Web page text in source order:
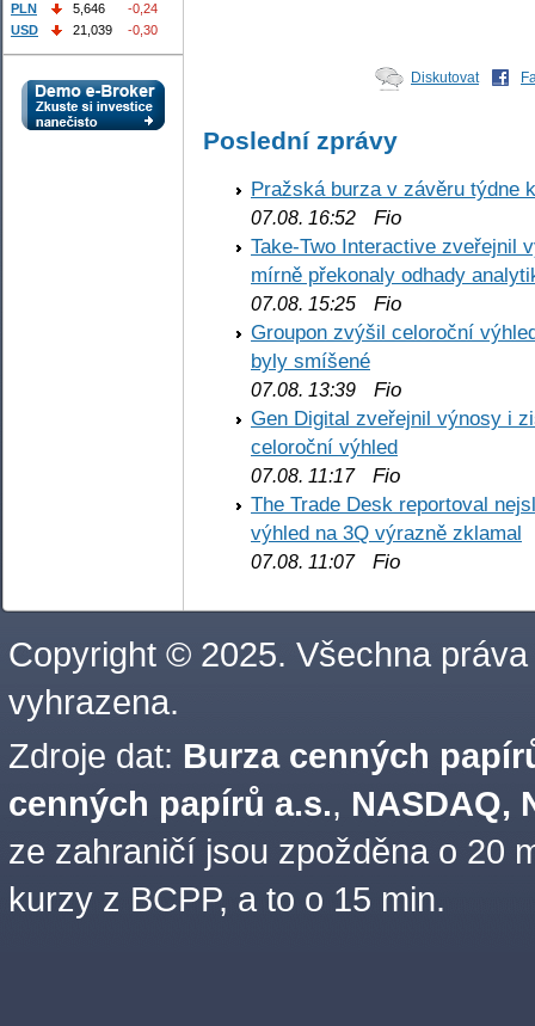
Diskutovat
Poslední zprávy
Pražská burza v závěru týdne
07.08. 16:52 Fio
Take-Two Interactive zveřejnil
mírně překonaly odhady
07.08. 15:25 Fio
Groupon zvýšil celoroční
byly smíšené
07.08. 13:39 Fio
Gen Digital zveřejnil výnosy i
celoroční výhled
07.08. 11:17Fio
The Trade Desk reportoval
výhled na 3Q výrazně zklamal
07.08. 11:07Fio
PLN
5,646
-0,24
USD
21,039 -0,30
Copyright © 2025. Všechna práva
vyhrazena.
Zdroje dat: Burza cenných
cenných papírů a.s., NASDAQ,
ze zahraničí jsou zpožděna o 20
kurzy z BCPP, a to o 15 min.